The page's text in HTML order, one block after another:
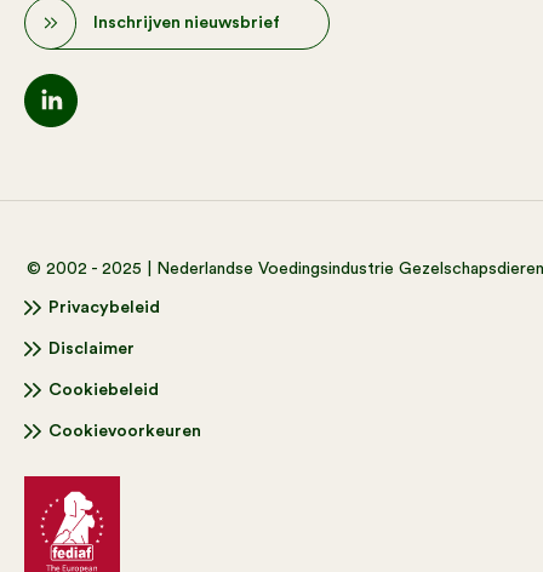
Inschrijven nieuwsbrief
© 2002 - 2025 | Nederlandse Voedingsindustrie
Privacybeleid
Disclaimer
Cookiebeleid
Cookievoorkeuren